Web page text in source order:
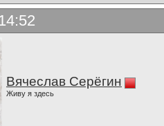
Вячеслав Серёгин
Живу я здесь